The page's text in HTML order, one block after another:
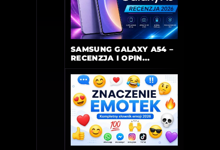
SAMSUNG GALAXY A54 –
RECENZJA I OPIN...